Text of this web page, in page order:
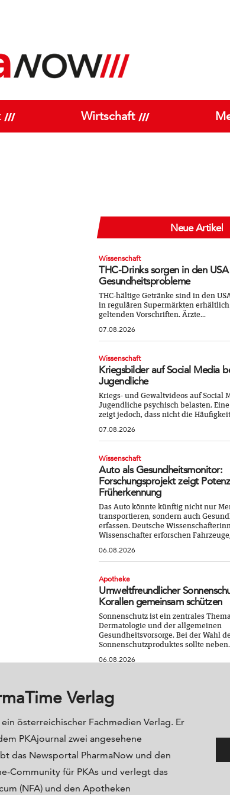
Wirtschaft
Neue Artikel
Wissenschaft
THC-Drinks sorgen in den
Gesundheitsprobleme
THC-hältige Getränke sind in den
in regulären Supermärkten
geltenden Vorschriften. Ärzte...
07.08.2026
Wissenschaft
Kriegsbilder auf Social Media
Jugendliche
Kriegs- und Gewaltvideos auf Social
Jugendliche psychisch belasten.
zeigt jedoch, dass nicht die
07.08.2026
Wissenschaft
Auto als Gesundheitsmonitor:
Forschungsprojekt zeigt
Früherkennung
Das Auto könnte künftig nicht nur
transportieren, sondern auch
erfassen. Deutsche
Wissenschafter erforschen
06.08.2026
Apotheke
Umweltfreundlicher
Korallen gemeinsam schützen
Sonnenschutz ist ein zentrales
Dermatologie und der allgemeinen
Gesundheitsvorsorge. Bei der Wahl
Sonnenschutzproduktes sollte
06.08.2026
Verlag
österreichischer Fachmedien Verlag. Er
PKAjournal zwei angesehene
das Newsportal PharmaNow und den
Community für PKAs und verlegt das
(NFA) und den Apotheken